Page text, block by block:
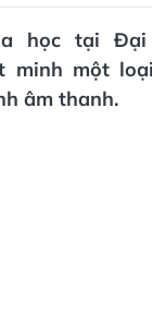
học tại Đại
minh một
âm thanh.